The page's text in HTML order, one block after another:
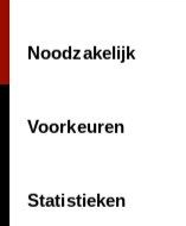
Noodzakelijk
Voorkeuren
StatistiekenRufen Sie